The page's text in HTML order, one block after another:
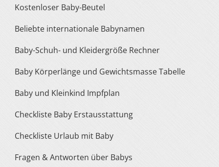
Kostenloser Baby-Beutel
Beliebte internationale Babynamen
Baby-Schuh- und Kleidergröße Rechner
Baby Körperlänge und Gewichtsmasse Tabelle
Baby und Kleinkind Impfplan
Checkliste Baby Erstausstattung
Checkliste Urlaub mit Baby
Fragen & Antworten über Babys